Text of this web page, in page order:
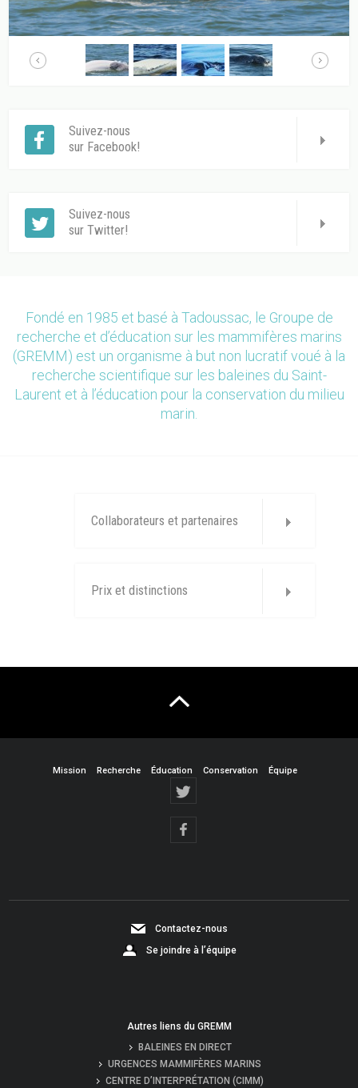
Suivez-nous
sur Facebook!
Suivez-nous
sur Twitter!
Fondé en 1985 et basé à Tadoussac, le Groupe de
recherche et d’éducation sur les mammifères marins
(GREMM) est un organisme à but non lucratif voué à la
recherche scientifique sur les baleines du Saint-
Laurent et à l’éducation pour la conservation du milieu
marin.
Collaborateurs et partenaires
Prix et distinctions
Mission Recherche Éducation Conservation Équipe
Contactez-nous
Se joindre à l’équipe
Autres liens du GREMM
BALEINES EN DIRECT
URGENCES MAMMIFÈRES MARINS
CENTRE D’INTERPRÉTATION (CIMM)